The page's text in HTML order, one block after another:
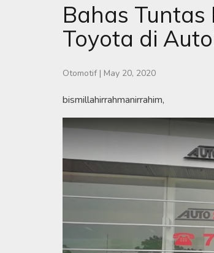
Bahas
Toyota di
Otomotif | May 20, 2020
bismillahirrahmanirrahim,